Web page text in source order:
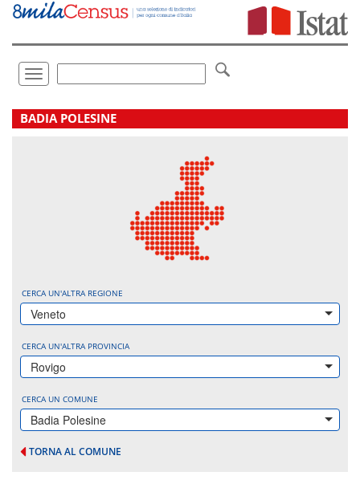
Vai
direttamente
Toggle
navigation
.
BADIA POLESINE
CERCA UN'ALTRA REGIONE
Veneto
CERCA UN'ALTRA PROVINCIA
Rovigo
CERCA UN COMUNE
Badia Polesine
TORNA AL COMUNE